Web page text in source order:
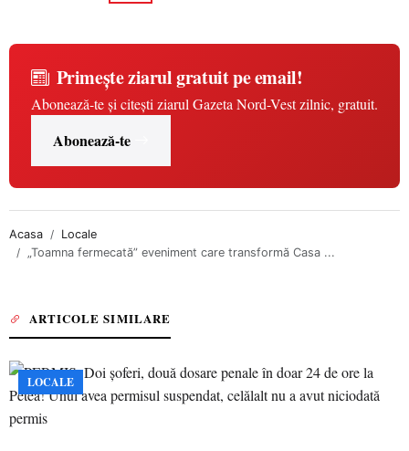
Primește ziarul gratuit pe email!
Abonează-te și citești ziarul Gazeta Nord-Vest zilnic, gratuit.
Abonează-te
Acasa
Locale
„Toamna fermecată” eveniment care transformă Casa ...
ARTICOLE SIMILARE
LOCALE